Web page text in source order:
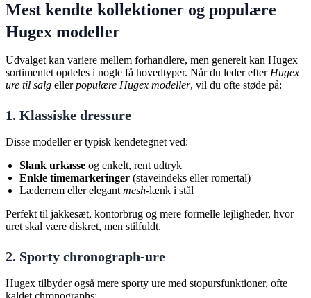
Mest kendte kollektioner og populære
Hugex modeller
Udvalget kan variere mellem forhandlere, men generelt kan Hugex
sortimentet opdeles i nogle få hovedtyper. Når du leder efterHugex
ure til salg ellerpopulære Hugex modeller, vil du ofte støde på:
1. Klassiske dressure
Disse modeller er typisk kendetegnet ved:
Slank urkasse og enkelt, rent udtryk
Enkle timemarkeringer (staveindeks eller romertal)
Læderrem eller elegantmesh-lænk i stål
Perfekt til jakkesæt, kontorbrug og mere formelle lejligheder, hvor
uret skal være diskret, men stilfuldt.
2. Sporty chronograph-ure
Hugex tilbyder også mere sporty ure med stopursfunktioner, ofte